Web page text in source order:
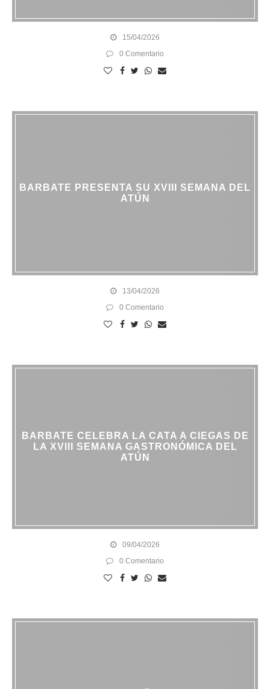
15/04/2026
0 Comentario
BARBATE PRESENTA SU XVIII SEMANA DEL
ATÚN
13/04/2026
0 Comentario
BARBATE CELEBRA LA CATA A CIEGAS DE
LA XVIII SEMANA GASTRONÓMICA DEL
ATÚN
09/04/2026
0 Comentario